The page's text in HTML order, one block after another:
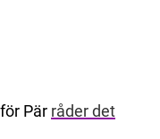
Pär råder det